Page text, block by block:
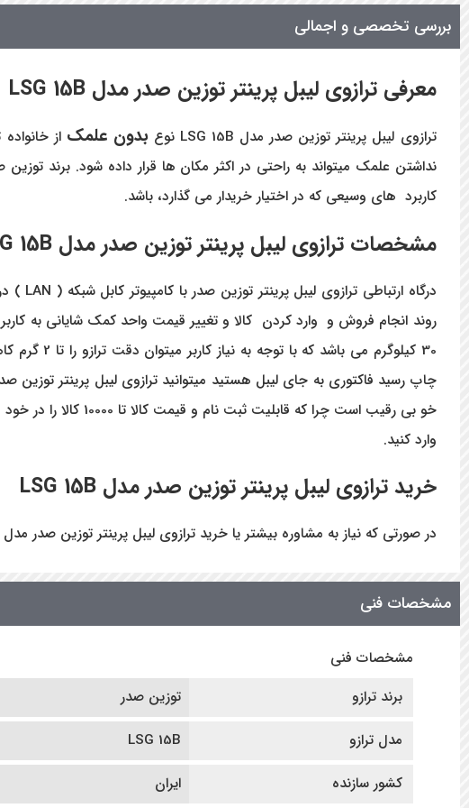
بررسی تخصصی و اجمالی
معرفی ترازوی لیبل پرینتر توزین صدر مدل LSG 15B
ترازوی لیبل پرینتر توزین صدر مدل LSG 15B نوع بدون علمک
نداشتن علمک میتواند به راحتی در اکثر مکان ها قرار داده شود. برند
کاربرد های وسیعی که در اختیار خریدار می گذارد، باشد.
مشخصات ترازوی لیبل پرینتر توزین صدر مدل LSG 15B
روند انجام فروش و وارد کردن کالا و تغییر قیمت واحد کمک شایانی به کاربر
30
چاپ رسید فاکتوری به جای لیبل هستید میتوانید ترازوی لیبل پرینتر
خو بی رقیب است چرا
وارد کنید.
خرید ترازوی لیبل پرینتر توزین صدر مدل LSG 15B
در صورتی که نیاز به مشاوره بیشتر یا خرید ترازوی لیبل پرینتر توزین صدر مدل LSG 15B دارید میتواند با شماره 6123-021 تماس بگیرید یا از طریق سایت اقدام کنید.
مشخصات فنی
مشخصات فنی
برند ترازو
توزین صدر
مدل ترازو
LSG 15B
کشور سازنده
ایران